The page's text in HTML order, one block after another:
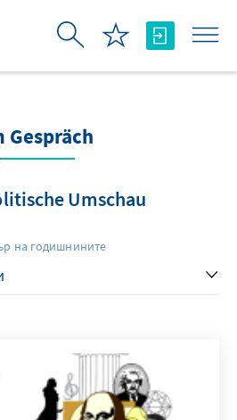
Gespräch
Umschau
на годишнините